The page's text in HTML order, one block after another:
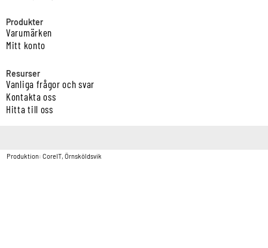
Produkter
Varumärken
Mitt konto
Resurser
Vanliga frågor och svar
Kontakta oss
Hitta till oss
Produktion: CoreIT, Örnsköldsvik